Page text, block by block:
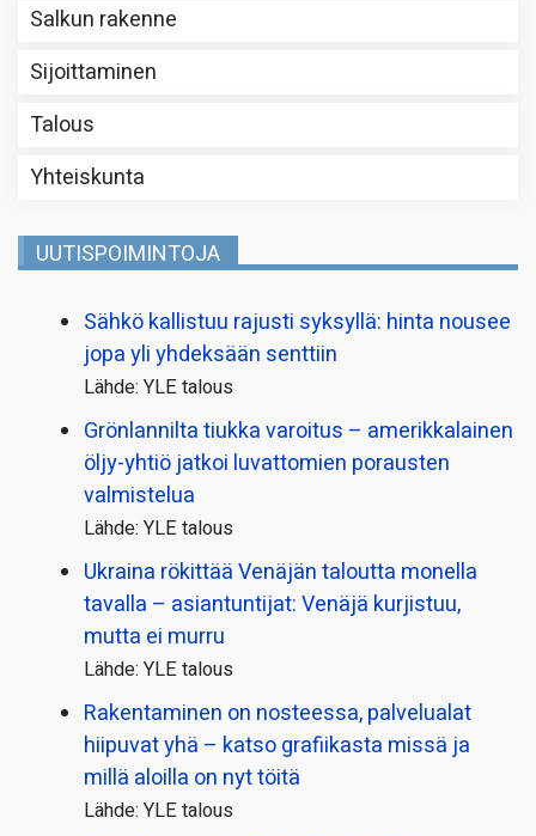
Salkun rakenne
Sijoittaminen
Talous
Yhteiskunta
UUTISPOIMINTOJA
Sähkö kallistuu rajusti syksyllä: hinta nousee
jopa yli yhdeksään senttiin
Lähde: YLE talous
Grönlannilta tiukka varoitus – amerikkalainen
öljy-yhtiö jatkoi luvattomien porausten
valmistelua
Lähde: YLE talous
Ukraina rökittää Venäjän taloutta monella
tavalla – asiantuntijat: Venäjä kurjistuu,
mutta ei murru
Lähde: YLE talous
Rakentaminen on nosteessa, palvelualat
hiipuvat yhä – katso grafiikasta missä ja
millä aloilla on nyt töitä
Lähde: YLE talous